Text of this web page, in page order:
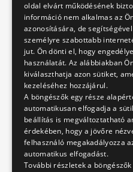
Az
el, a
Az EKR
https://
Az
A
ben
oldal elvárt működésének
információ nem alkalmas az
azonosítására, de
személyre szabottabb
jut. Ön dönti el, hogy
használatát. Az alábbiakban
kiválaszthatja azon sütiket,
kezeléséhez hozzájárul.
A böngészők egy része
automatikusan elfogadja a
beállítás is megváltoztatható
érdekében, hogy a jövőre
felhasználó megakadályozza
automatikus elfogadást.
További részletek a